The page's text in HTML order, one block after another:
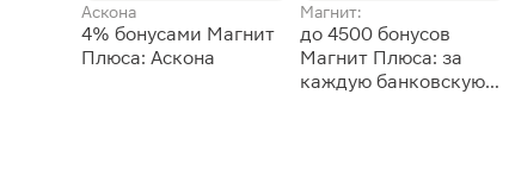
Аскона
4% бонусами Магнит
Плюса: Аскона
Магнит:
до 4500 бонусов
Магнит Плюса: за
каждую банковскую